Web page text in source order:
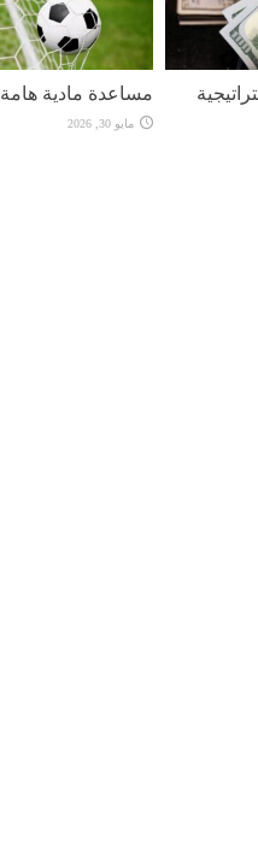
مساعدة مادية هامة
مايو 30, 2026